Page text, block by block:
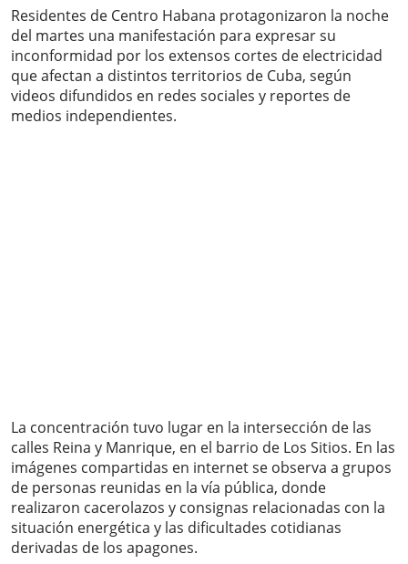
Residentes de Centro Habana protagonizaron la noche
del martes una manifestación para expresar su
inconformidad por los extensos cortes de electricidad
que afectan a distintos territorios de Cuba, según
videos difundidos en redes sociales y reportes de
medios independientes.
La concentración tuvo lugar en la intersección de las
calles Reina y Manrique, en el barrio de Los Sitios. En las
imágenes compartidas en internet se observa a grupos
de personas reunidas en la vía pública, donde
realizaron cacerolazos y consignas relacionadas con la
situación energética y las dificultades cotidianas
derivadas de los apagones.